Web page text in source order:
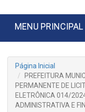
MENU PRINCIPAL
Página Inicial
PREFEITURA
PERMANENTE DE
ELETRÔNICA 014/
ADMINISTRATIVA E